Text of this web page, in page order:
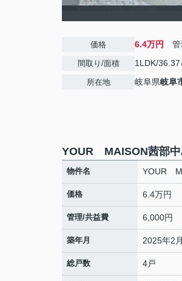
価格 6.4万円 管
間取り/面積 1LDK/36.37
所在地 岐阜県岐阜
YOUR MAISON茜部中
物件名 YOUR
価格 6.4万円
管理/共益費 6,000円
築年月 2025年2
総戸数 4戸